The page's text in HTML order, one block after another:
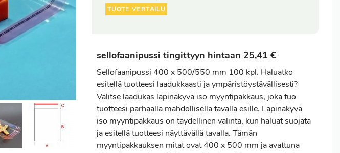
TUOTE VERTAILU
sellofaanipussi tingittyyn hintaan 25,41 €
Sellofaanipussi 400 x 500/550 mm 100 kpl. Haluatko
esitellä tuotteesi laadukkaasti ja ympäristöystävällisesti?
Valitse laadukas läpinäkyvä iso myyntipakkaus, joka tuo
tuotteesi parhaalla mahdollisella tavalla esille. Läpinäkyvä
iso myyntipakkaus on täydellinen valinta, kun haluat suojata
ja esitellä tuotteesi näyttävällä tavalla. Tämän
myyntipakkauksen mitat ovat 400 x 500 mm ja avattuna